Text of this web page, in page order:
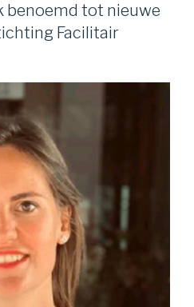
benoemd tot nieuwe
Facilitair